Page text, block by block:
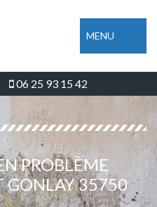
MENU
06 25 93 15 42
PROBLÈME
GONLAY 35750